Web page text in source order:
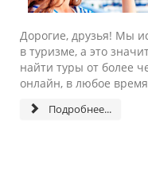
КОНТАКТЫ
Дорогие, друзья! Мы
в туризме, а это
найти туры от более
онлайн, в любое время
Подробнее...